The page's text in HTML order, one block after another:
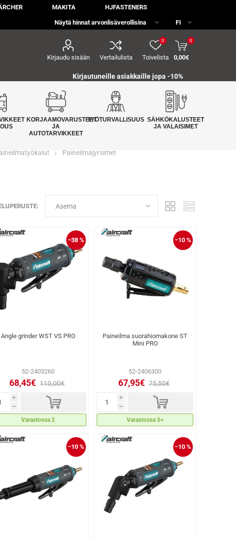
MAKITA HJFASTENERS
Kirjaudu sisään Vertailulista Toivelista
0 0
0,00€
Kirjautuneille asiakkaille jopa -10%
KORJAAMOVARUSTEET
JA
AUTOTARVIKKEET
TYÖTURVALLISUUS SÄHKÖKALUSTEET
JA VALAISIMET
Paineilmajyrsimet
−38 %
Angle grinder WST VS PRO
52-2403260
68,45€ 110,00€
i
h d
Varastossa 2
−10 %
Paineilma suorahiomakone ST
Mini PRO
52-2406300
67,95€ 75,50€
i
h d
Varastossa 5+
−10 % −10 %